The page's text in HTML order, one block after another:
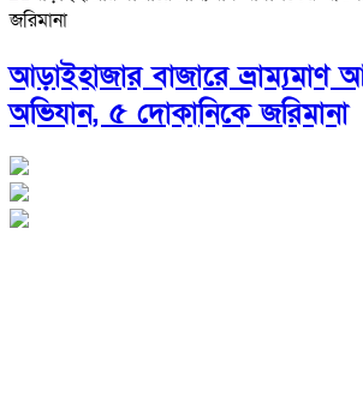
আড়াইহাজার বাজারে ভ্রাম্যমাণ
অভিযান, ৫ দোকানিকে জরিমানা